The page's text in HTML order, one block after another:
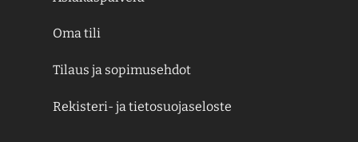
Oma tili
Tilaus ja sopimusehdot
Rekisteri- ja tietosuojaseloste